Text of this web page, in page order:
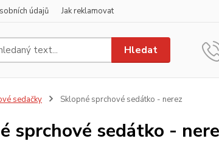
údajů Jak reklamovat
Hledat
sedačky Sklopné sprchové sedátko - nerez
sprchové sedátko -